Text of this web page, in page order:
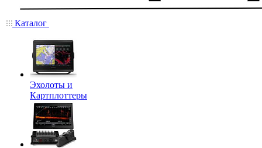
Каталог
Эхолоты и
Картплоттеры